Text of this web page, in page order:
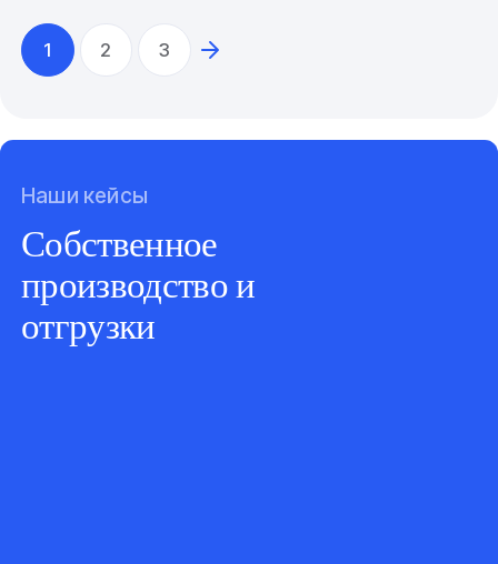
1 2 3
Наши кейсы
Собственное
производство и
отгрузки